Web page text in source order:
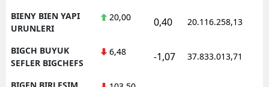
BIENY BIEN YAPI
URUNLERI
20,00 0,40 20.116.258,13
BIGCH BUYUK
SEFLER BIGCHEFS
6,48 -1,07 37.833.013,71
BIGEN BIRLESIM